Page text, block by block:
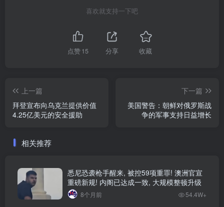
喜欢就支持一下吧
点赞15 分享 收藏
上一篇
拜登宣布向乌克兰提供价值
4.25亿美元的安全援助
下一篇
美国警告：朝鲜对俄罗斯战
争的军事支持日益增长
相关推荐
悉尼恐袭枪手醒来, 被控59项重罪! 澳洲官宣
重磅新规! 内阁已达成一致, 大规模整顿升级
8个月前 54.4W+